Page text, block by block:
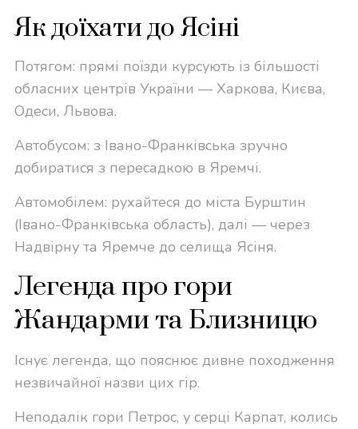
Як доїхати до Ясіні
Потягом: прямі поїзди курсують із більшості
обласних центрів України — Харкова, Києва,
Одеси, Львова.
Автобусом: з Івано-Франківська зручно
добиратися з пересадкою в Яремчі.
Автомобілем: рухайтеся до міста Бурштин
(Івано-Франківська область), далі — через
Надвірну та Яремче до селища Ясіня.
Легенда про гори
Жандарми та Близницю
Існує легенда, що пояснює дивне походження
незвичайної назви цих гір.
Неподалік гори Петрос, у серці Карпат, колись